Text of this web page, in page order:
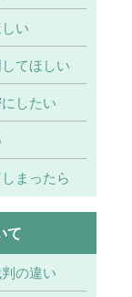
い
てほしい
したい
まったら
て
の違い